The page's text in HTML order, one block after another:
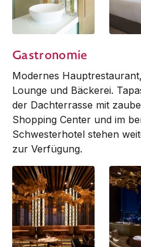
View
Gastronomie
Modernes
Lounge und Bäckerei.
der Dachterrasse mit
Shopping Center und im
Schwesterhotel stehen
zur Verfügung.